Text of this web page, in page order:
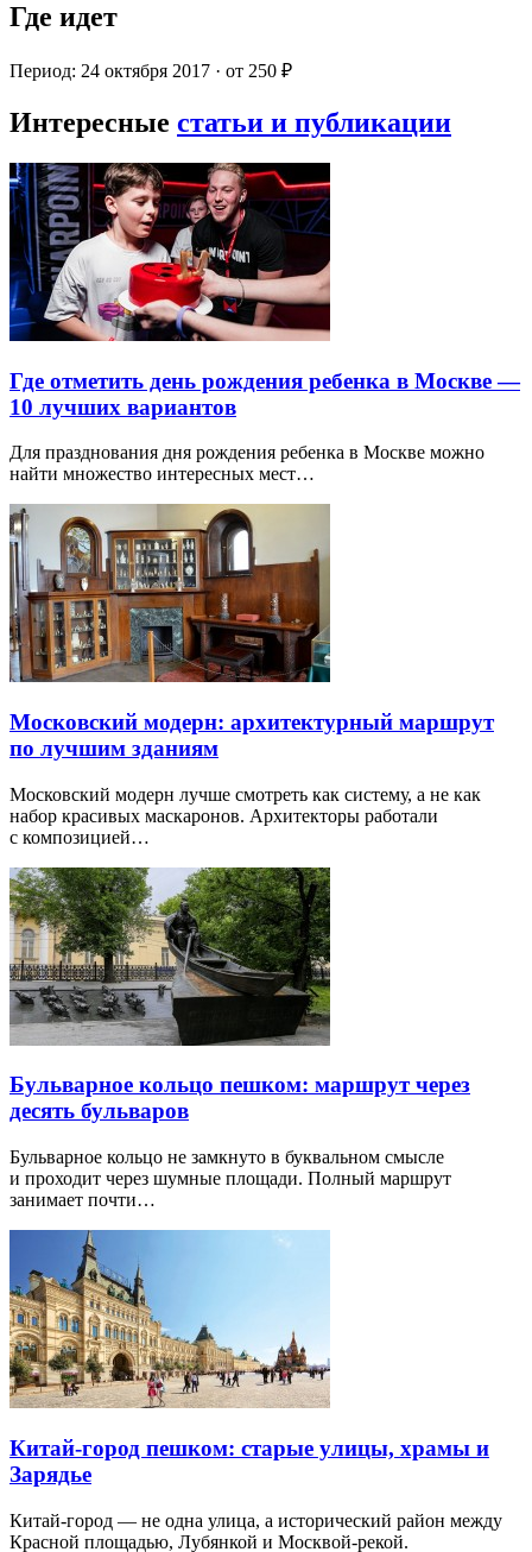
Где идет
Период: 24 октября 2017 · от 250 ₽
Интересные статьи и публикации
Где отметить день рождения ребенка в Москве —
10 лучших вариантов
Для празднования дня рождения ребенка в Москве можно
найти множество интересных мест…
Московский модерн: архитектурный маршрут
по лучшим зданиям
Московский модерн лучше смотреть как систему, а не как
набор красивых маскаронов. Архитекторы работали
с композицией…
Бульварное кольцо пешком: маршрут через
десять бульваров
Бульварное кольцо не замкнуто в буквальном смысле
и проходит через шумные площади. Полный маршрут
занимает почти…
Китай-город пешком: старые улицы, храмы и
Зарядье
Китай-город — не одна улица, а исторический район между
Красной площадью, Лубянкой и Москвой-рекой.